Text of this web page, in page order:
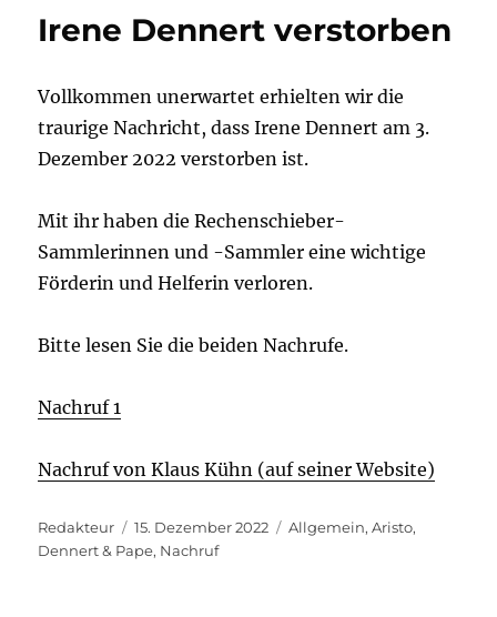
Irene Dennert verstorben
Vollkommen unerwartet erhielten wir die
traurige Nachricht, dass Irene Dennert am 3.
Dezember 2022 verstorben ist.
Mit ihr haben die Rechenschieber-
Sammlerinnen und -Sammler eine wichtige
Förderin und Helferin verloren.
Bitte lesen Sie die beiden Nachrufe.
Nachruf 1
Nachruf von Klaus Kühn (auf seiner Website)
Autor
Redakteur
Veröffentlicht
am
15. Dezember 2022 Kategorien
Allgemein,Aristo,
Dennert & Pape, Nachruf